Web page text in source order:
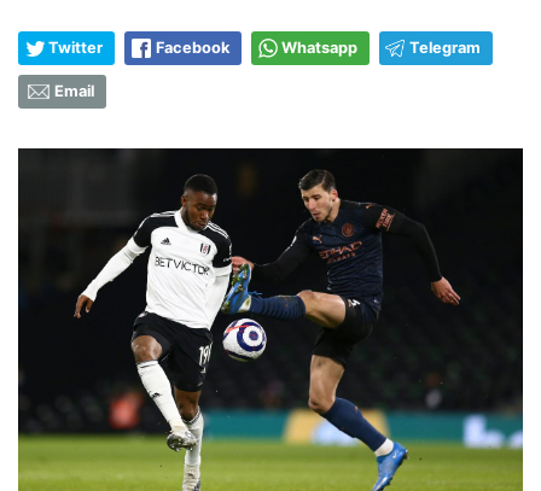
Twitter Facebook Whatsapp Telegram
Email